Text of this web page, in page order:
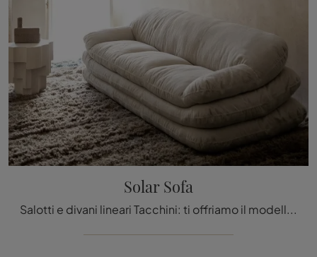
Solar Sofa
Salotti e divani lineari Tacchini: ti offriamo il modello Solar Sofa in tessuto per arricchire il living.